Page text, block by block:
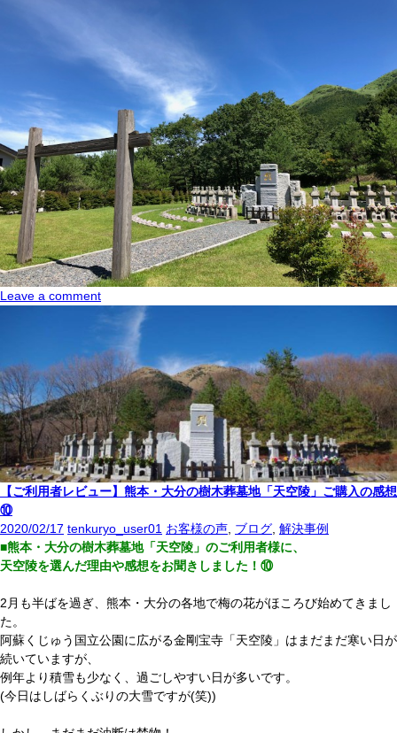
Leave a comment
【ご利用者レビュー】熊本・大分の樹木葬墓地「天空陵」ご購入の感想
⑩
2020/02/17 tenkuryo_user01 お客様の声, ブログ, 解決事例
■熊本・大分の樹木葬墓地「天空陵」のご利用者様に、
天空陵を選んだ理由や感想をお聞きしました！⑩
2月も半ばを過ぎ、熊本・大分の各地で梅の花がほころび始めてきまし
た。
阿蘇くじゅう国立公園に広がる金剛宝寺「天空陵」はまだまだ寒い日が
続いていますが、
例年より積雪も少なく、過ごしやすい日が多いです。
(今日はしばらくぶりの大雪ですが(笑))